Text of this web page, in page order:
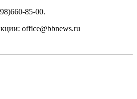
85-00.
office@bbnews.ru